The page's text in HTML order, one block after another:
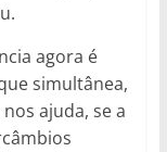
agora é
simultânea,
ajuda, se a